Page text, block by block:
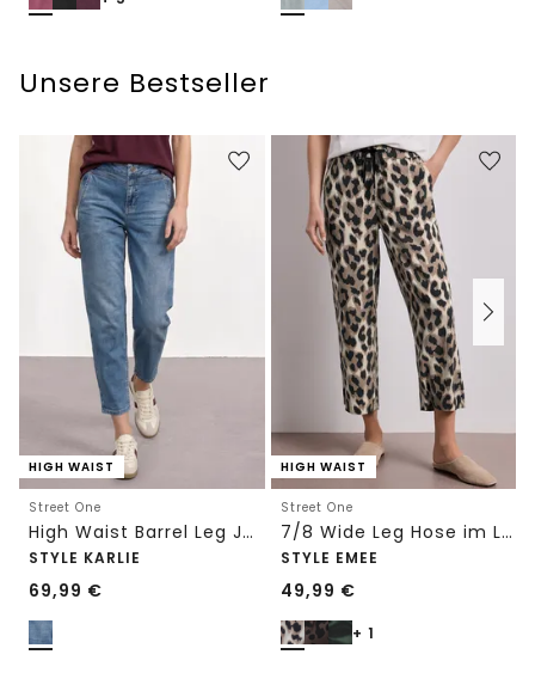
Unsere Bestseller
HIGH WAIST
Street One
High Waist Barrel Leg Jeans im Loose Fit
STYLE KARLIE
69,99 €
HIGH WAIST
Street One
7/8 Wide Leg Hose im Loose Fit mit Print
STYLE EMEE
49,99 €
+ 1